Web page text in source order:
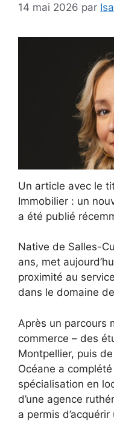
14 mai 2026 par
Un article avec le
Immobilier : un
a été publié
Native de Salles-
ans, met
proximité au
dans le domaine
Après un parcours
commerce – des
Montpellier, puis
Océane a
spécialisation en
d’une agence
a permis